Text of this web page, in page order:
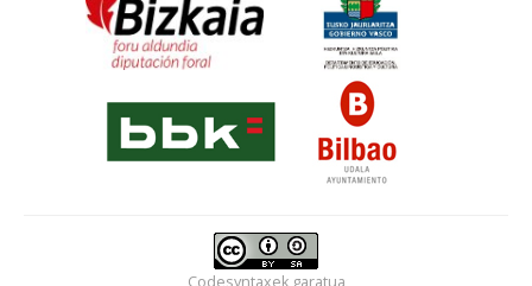
Codesyntaxekgaratua